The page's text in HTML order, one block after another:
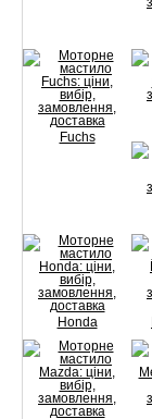
Fuchs
Honda